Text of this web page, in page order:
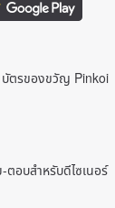
บัตรของขวัญ Pinkoi
ตอบสำหรับดีไซเนอร์